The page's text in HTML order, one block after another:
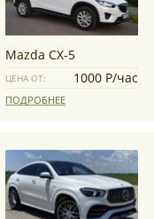
Mazda CX-5
ЦЕНА ОТ: 1000 Р/час
ПОДРОБНЕЕ